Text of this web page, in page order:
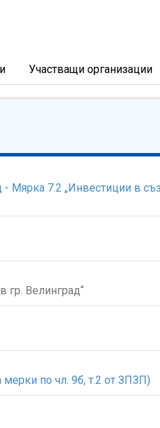
Участващи организации
7.2 „Инвестиции в
гр. Велинград“
мерки по чл. 9б, т.2 от ЗПЗП)